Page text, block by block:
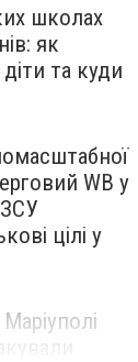
школах
як
та куди
WB у
цілі у